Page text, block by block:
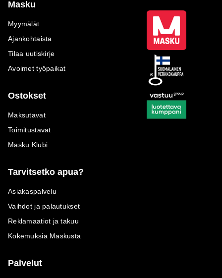
Masku
Myymälät
Ajankohtaista
Tilaa uutiskirje
Avoimet työpaikat
Ostokset
Maksutavat
Toimitustavat
Masku Klubi
Tarvitsetko apua?
Asiakaspalvelu
Vaihdot ja palautukset
Reklamaatiot ja takuu
Kokemuksia Maskusta
Palvelut